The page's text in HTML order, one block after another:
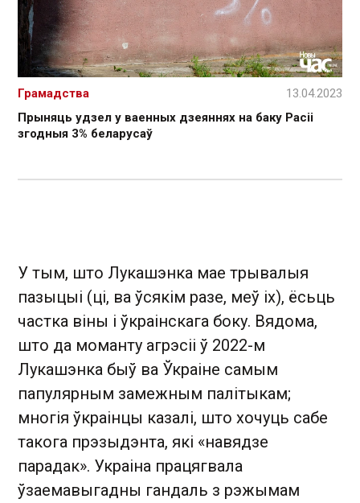
Прыняць удзел у ваенных дзеяннях на баку Расіі
згодныя 3% беларусаў
Грамадства 13.04.2023
У тым, што Лукашэнка мае трывалыя
пазыцыі (ці, ва ўсякім разе, меў іх), ёсьць
частка віны і ўкраінскага боку. Вядома,
што да моманту агрэсіі ў 2022-м
Лукашэнка быў ва Ўкраіне самым
папулярным замежным палітыкам;
многія ўкраінцы казалі, што хочуць сабе
такога прэзыдэнта, які «навядзе
парадак». Украіна працягвала
ўзаемавыгадны гандаль з рэжымам